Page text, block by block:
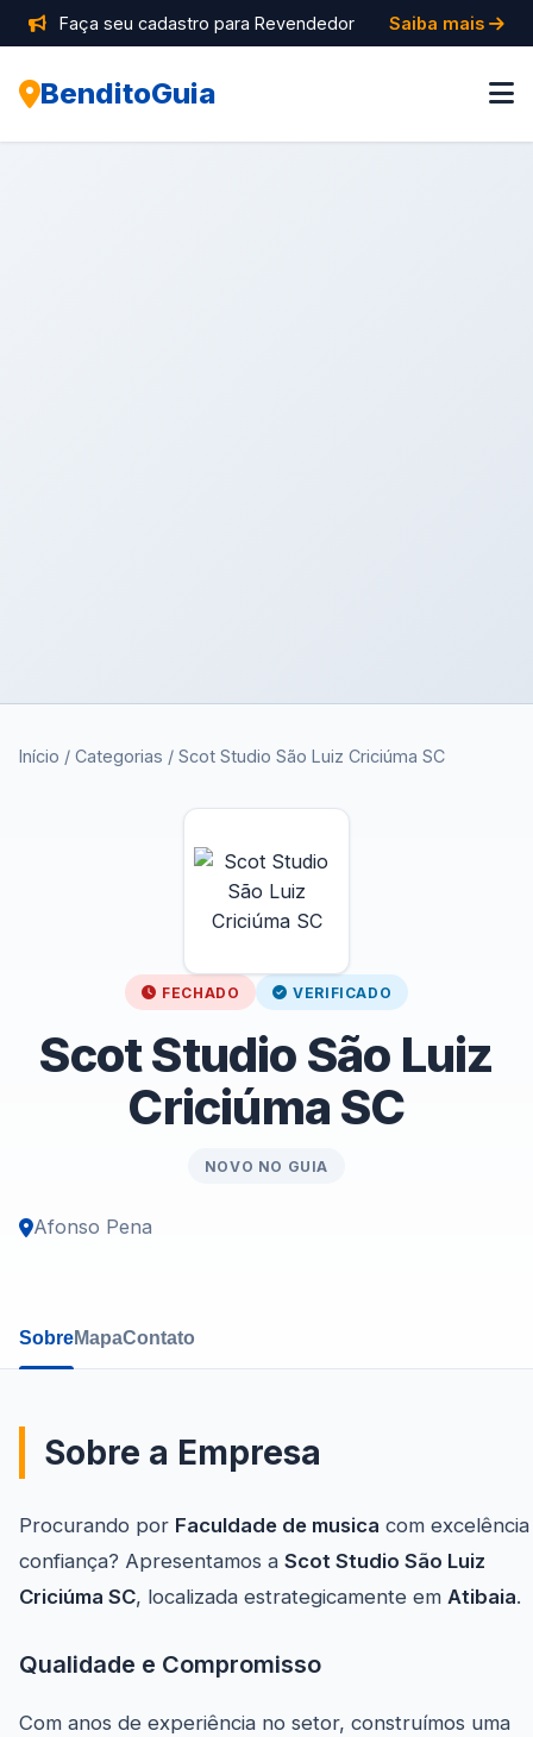
Faça seu cadastro para Revendedor Saiba mais
BenditoGuia
Início / Categorias / Scot Studio São Luiz Criciúma SC
FECHADO VERIFICADO
Scot Studio São Luiz
Criciúma SC
NOVO NO GUIA
Afonso Pena
SobreMapaContato
Sobre a Empresa
Procurando por Faculdade de musica com
confiança? Apresentamos a Scot Studio São Luiz
Criciúma SC, localizada estrategicamente em Atibaia.
Qualidade e Compromisso
Com anos de experiência no setor, construímos uma